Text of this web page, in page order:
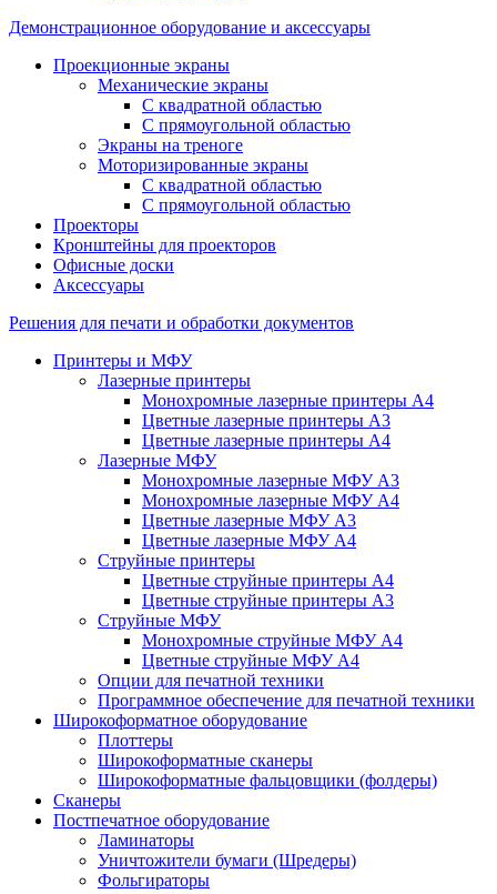
Демонстрационное оборудование и аксессуары
Проекционные экраны
Механические экраны
С квадратной областью
С прямоугольной областью
Экраны на треноге
Моторизированные экраны
С квадратной областью
С прямоугольной областью
Проекторы
Кронштейны для проекторов
Офисные доски
Аксессуары
Решения для печати и обработки документов
Принтеры и МФУ
Лазерные принтеры
Монохромные лазерные принтеры А4
Цветные лазерные принтеры А3
Цветные лазерные принтеры А4
Лазерные МФУ
Монохромные лазерные МФУ А3
Монохромные лазерные МФУ А4
Цветные лазерные МФУ А3
Цветные лазерные МФУ А4
Струйные принтеры
Цветные струйные принтеры А4
Цветные струйные принтеры А3
Струйные МФУ
Монохромные струйные МФУ А4
Цветные струйные МФУ А4
Опции для печатной техники
Программное обеспечение для печатной техники
Широкоформатное оборудование
Плоттеры
Широкоформатные сканеры
Широкоформатные фальцовщики (фолдеры)
Сканеры
Постпечатное оборудование
Ламинаторы
Уничтожители бумаги (Шредеры)
Фольгираторы